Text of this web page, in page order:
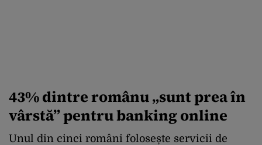
43% dintre românu „sunt prea în
vârstă” pentru banking online
Unul din cinci români folosește servicii de